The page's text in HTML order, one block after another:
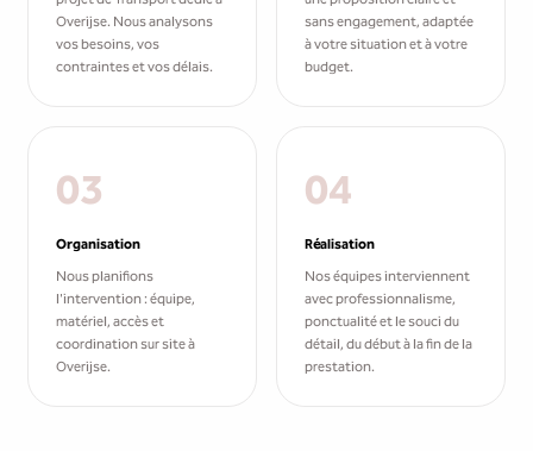
Overijse. Nous analysons
vos besoins, vos
contraintes et vos délais.
sans engagement, adaptée
à votre situation et à votre
budget.
03
Organisation
Nous planifions
l'intervention : équipe,
matériel, accès et
coordination sur site à
Overijse.
04
Réalisation
Nos équipes interviennent
avec professionnalisme,
ponctualité et le souci du
détail, du début à la fin de la
prestation.